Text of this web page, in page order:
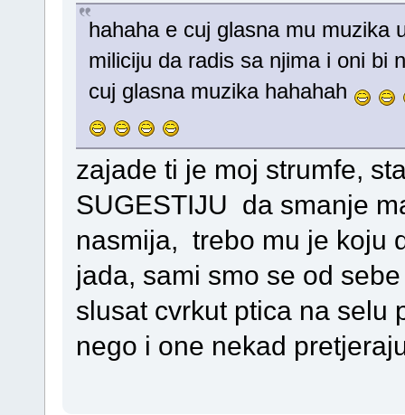
hahaha e cuj glasna mu muzika
miliciju da radis sa njima i oni bi
cuj glasna muzika hahahah
zajade ti je moj strumfe,
SUGESTIJU da smanje
nasmija, trebo mu je koju
jada, sami smo se od
slusat cvrkut ptica na selu
nego i one nekad